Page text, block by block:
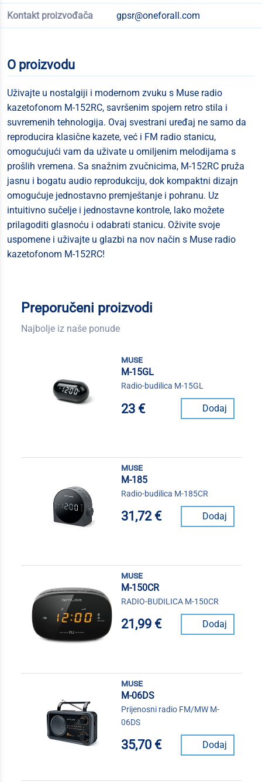
Kontakt proizvođača gpsr@oneforall.com
O proizvodu
Uživajte u nostalgiji i modernom zvuku s Muse radio
kazetofonom M-152RC, savršenim spojem retro stila i
suvremenih tehnologija. Ovaj svestrani uređaj ne samo da
reproducira klasične kazete, već i FM radio stanicu,
omogućujući vam da uživate u omiljenim melodijama s
prošlih vremena. Sa snažnim zvučnicima, M-152RC pruža
jasnu i bogatu audio reprodukciju, dok kompaktni dizajn
omogućuje jednostavno premještanje i pohranu. Uz
intuitivno sučelje i jednostavne kontrole, lako možete
prilagoditi glasnoću i odabrati stanicu. Oživite svoje
uspomene i uživajte u glazbi na nov način s Muse radio
kazetofonom M-152RC!
Preporučeni proizvodi
Najbolje iz naše ponude
muse
M-15GL
Radio-budilica M-15GL
23 € Dodaj
muse
M-185
Radio-budilica M-185CR
31,72 € Dodaj
muse
M-150CR
RADIO-BUDILICA M-150CR
21,99 € Dodaj
muse
M-06DS
Prijenosni radio FM/MW M-
06DS
35,70 € Dodaj